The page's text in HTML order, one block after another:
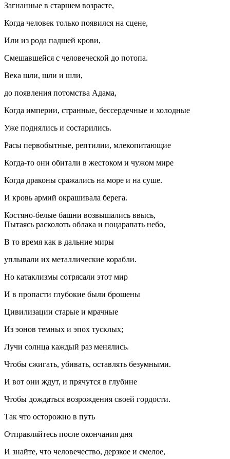
Загнанные в старшем возрасте,
Когда человек только появился на сцене,
Или из рода падшей крови,
Смешавшейся с человеческой до потопа.
Века шли, шли и шли,
до появления потомства Адама,
Когда империи, странные, бессердечные и холодные
Уже поднялись и состарились.
Расы первобытные, рептилии, млекопитающие
Когда-то они обитали в жестоком и чужом мире
Когда драконы сражались на море и на суше.
И кровь армий окрашивала берега.
Костяно-белые башни возвышались ввысь,
Пытаясь расколоть облака и поцарапать небо,
В то время как в дальние миры
уплывали их металлические корабли.
Но катаклизмы сотрясали этот мир
И в пропасти глубокие были брошены
Цивилизации старые и мрачные
Из эонов темных и эпох тусклых;
Лучи солнца каждый раз менялись.
Чтобы сжигать, убивать, оставлять безумными.
И вот они ждут, и прячутся в глубине
Чтобы дождаться возрождения своей гордости.
Так что осторожно в путь
Отправляйтесь после окончания дня
И знайте, что человечество, дерзкое и смелое,